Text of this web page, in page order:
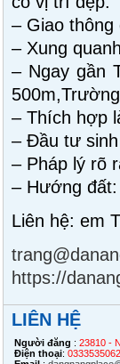
– Giao thông
– Xung
– Ngay gần
– Thích hợp
– Đầu tư
– Pháp lý rõ
– Hướng
Liên hệ: em
https://
LIÊN HỆ
Người đăng : 23810 -
Điện thoại: 0333535062